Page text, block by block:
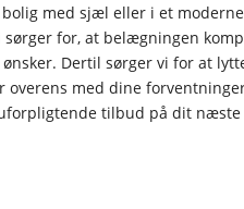
med sjæl eller i et
for, at belægningen
Dertil sørger vi for at
overens med dine
tilbud på dit næste